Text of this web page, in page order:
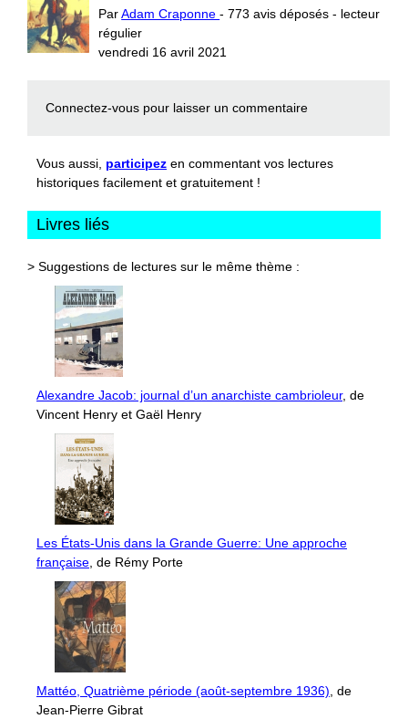
ParAdam Craponne- 773 avis déposés - lecteur
régulier
vendredi 16 avril 2021
Connectez-vous pour laisser un commentaire
Vous aussi, participez en commentant vos lectures
historiques facilement et gratuitement !
Livres liés
> Suggestions de lectures sur le même thème :
Alexandre Jacob: journal d’un anarchiste cambrioleur, de
Vincent Henry et Gaël Henry
Les États-Unis dans la Grande Guerre: Une approche
française, de Rémy Porte
Mattéo, Quatrième période (août-septembre 1936), de
Jean-Pierre Gibrat